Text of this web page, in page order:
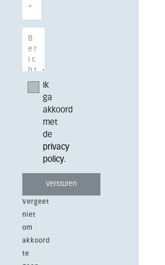
Ik
ga
akkoord
met
de
privacy
policy.
Vergeet
niet
om
akkoord
te